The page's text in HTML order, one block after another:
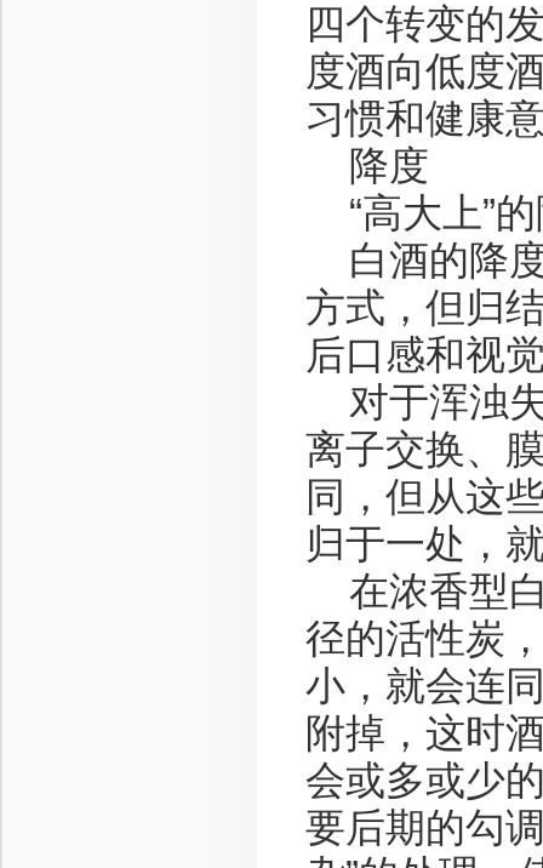
四个转变的
度酒向低度
习惯和健康
降度
“高大上”
白酒的降
方式，但归
后口感和视
对于浑浊
离子交换、
同，但从这
归于一处，
在浓香型
径的活性炭
小，就会连
附掉，这时
会或多或少
要后期的勾